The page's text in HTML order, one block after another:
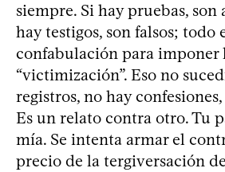
siempre. Si hay pruebas, son
hay testigos, son falsos; todo
confabulación para imponer
“victimización”. Eso no
registros, no hay
Es un relato contra otro. Tu
mía. Se intenta armar el
precio de la tergiversación